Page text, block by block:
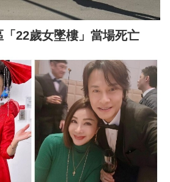
22歲女墜樓」當場死亡